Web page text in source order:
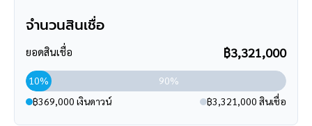
เดอะมอลล์ไลฟ์สโตร์ ท่าพระ
จำนวนสินเชื่อ
ยอดสินเชื่อ ฿3,321,000
10%
90%
฿369,000 เงินดาวน์
฿3,321,000 สินเชื่อ